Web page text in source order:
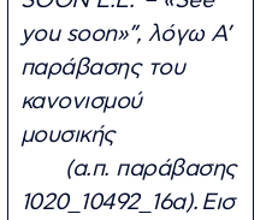
you soon»”, λόγω Α’
παράβασης του
κανονισμού
μουσικής
(α.π. παράβασης
1020_10492_16α). Εισ